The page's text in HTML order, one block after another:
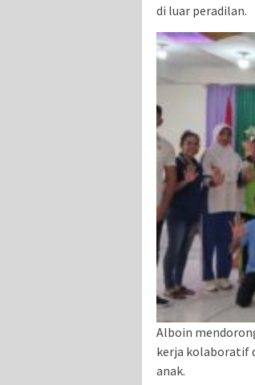
di luar peradilan.
Alboin
kerja kolaboratif
anak.